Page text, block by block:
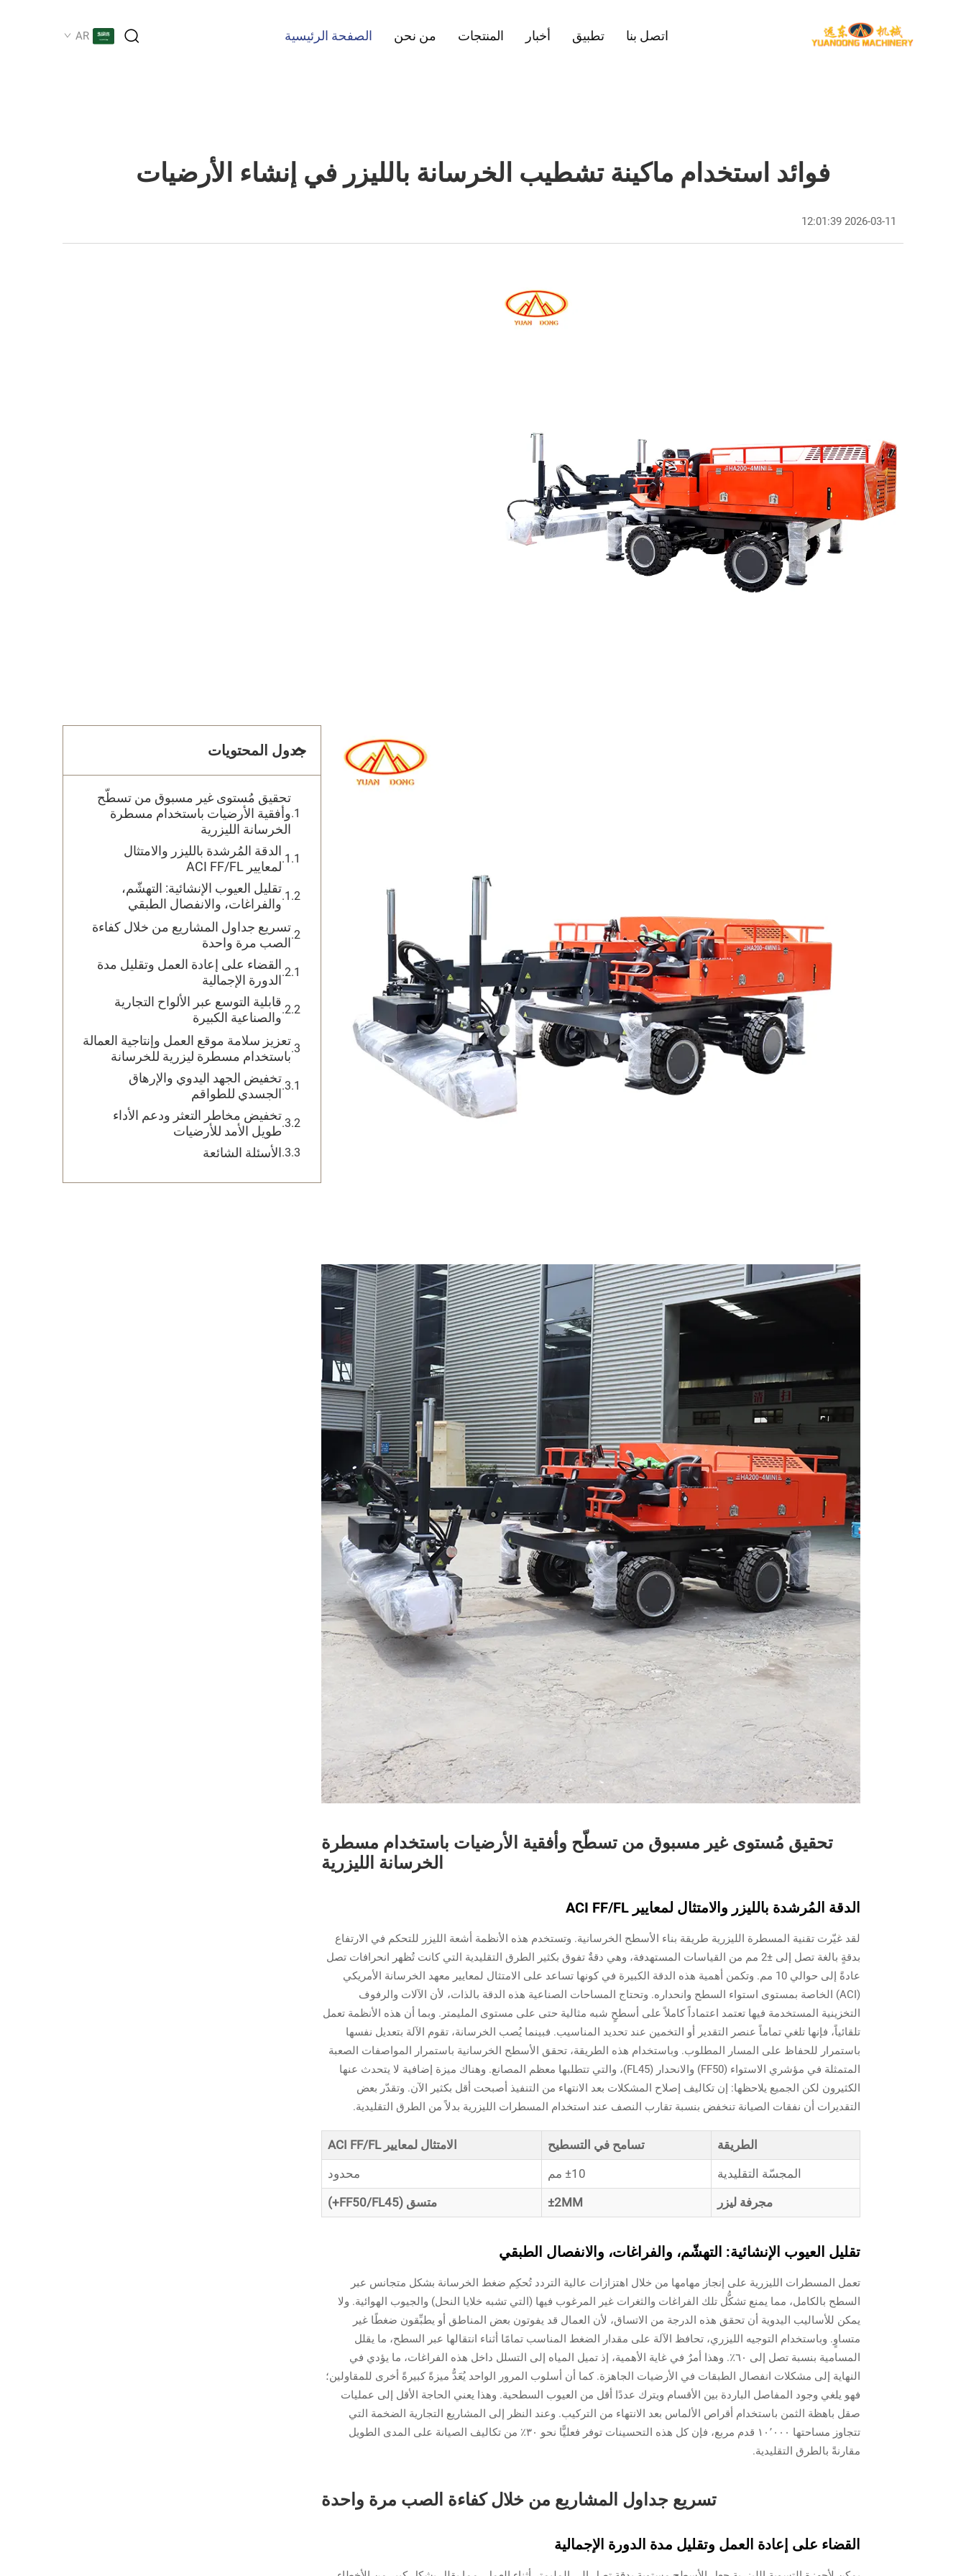
الصفحة الرئيسية من نحن المنتجات أخبار تطبيق اتصل بنا AR
فوائد استخدام ماكينة تشطيب الخرسانة بالليزر في إنشاء الأرضيات
2026-03-11 12:01:39
تحقيق مُستوى غير مسبوق من تسطّح وأفقية الأرضيات باستخدام مسطرة
الخرسانة الليزرية
الدقة المُرشدة بالليزر والامتثال لمعايير ACI FF/FL
لقد غيّرت تقنية المسطرة الليزرية طريقة بناء الأسطح الخرسانية. وتستخدم هذه الأنظمة أشعة الليزر للتحكم في الارتفاع
بدقةٍ بالغة تصل إلى ±2 مم من القياسات المستهدفة، وهي دقةٌ تفوق بكثير الطرق التقليدية التي كانت تُظهر انحرافات تصل
عادةً إلى حوالي 10 مم. وتكمن أهمية هذه الدقة الكبيرة في كونها تساعد على الامتثال لمعايير معهد الخرسانة الأمريكي
(ACI) الخاصة بمستوى استواء السطح وانحداره. وتحتاج المساحات الصناعية هذه الدقة بالذات، لأن الآلات والرفوف
التخزينية المستخدمة فيها تعتمد اعتماداً كاملاً على أسطحٍ شبه مثالية حتى على مستوى المليمتر. وبما أن هذه الأنظمة تعمل
تلقائياً، فإنها تلغي تماماً عنصر التقدير أو التخمين عند تحديد المناسيب. فبينما يُصب الخرسانة، تقوم الآلة بتعديل نفسها
باستمرار للحفاظ على المسار المطلوب. وباستخدام هذه الطريقة، تحقق الأسطح الخرسانية باستمرار المواصفات الصعبة
المتمثلة في مؤشري الاستواء (FF50) والانحدار (FL45)، والتي تتطلبها معظم المصانع. وهناك ميزة إضافية لا يتحدث عنها
الكثيرون لكن الجميع يلاحظها: إن تكاليف إصلاح المشكلات بعد الانتهاء من التنفيذ أصبحت أقل بكثير الآن. وتقدّر بعض
التقديرات أن نفقات الصيانة تنخفض بنسبة تقارب النصف عند استخدام المسطرات الليزرية بدلاً من الطرق التقليدية.
الطريقة تسامح في التسطيح
الامتثال لمعايير ACI FF/FL
المجسّة التقليدية
±10 مم
محدود
مجرفة ليزر
±2MM متسق (FF50/FL45+)
تقليل العيوب الإنشائية: التهشّم، والفراغات، والانفصال الطبقي
تعمل المسطرات الليزرية على إنجاز مهامها من خلال اهتزازات عالية التردد تُحكِم ضغط الخرسانة بشكل متجانس عبر
السطح بالكامل، مما يمنع تشكُّل تلك الفراغات والثغرات غير المرغوب فيها (التي تشبه خلايا النحل) والجيوب الهوائية. ولا
يمكن للأساليب اليدوية أن تحقق هذه الدرجة من الاتساق، لأن العمال قد يفوتون بعض المناطق أو يطبِّقون ضغطًا غير
متساوٍ. وباستخدام التوجيه الليزري، تحافظ الآلة على مقدار الضغط المناسب تمامًا أثناء انتقالها عبر السطح، ما يقلل
المسامية بنسبة تصل إلى ٦٠٪. وهذا أمرٌ في غاية الأهمية، إذ تميل المياه إلى التسلل داخل هذه الفراغات، ما يؤدي في
النهاية إلى مشكلات انفصال الطبقات في الأرضيات الجاهزة. كما أن أسلوب المرور الواحد يُعَدُّ ميزةً كبيرةً أخرى للمقاولين؛
فهو يلغي وجود المفاصل الباردة بين الأقسام ويترك عددًا أقل من العيوب السطحية. وهذا يعني الحاجة الأقل إلى عمليات
صقل باهظة الثمن باستخدام أقراص الألماس بعد الانتهاء من التركيب. وعند النظر إلى المشاريع التجارية الضخمة التي
تتجاوز مساحتها ١٠٬٠٠٠ قدم مربع، فإن كل هذه التحسينات توفر فعليًّا نحو ٣٠٪ من تكاليف الصيانة على المدى الطويل
مقارنةً بالطرق التقليدية.
تسريع جداول المشاريع من خلال كفاءة الصب مرة واحدة
القضاء على إعادة العمل وتقليل مدة الدورة الإجمالية
جدول المحتويات
تحقيق مُستوى غير مسبوق من تسطّح
وأفقية الأرضيات باستخدام مسطرة
الخرسانة الليزرية
الدقة المُرشدة بالليزر والامتثال
لمعايير ACI FF/FL
تقليل العيوب الإنشائية: التهشّم،
والفراغات، والانفصال الطبقي
تسريع جداول المشاريع من خلال كفاءة
الصب مرة واحدة
القضاء على إعادة العمل وتقليل مدة
الدورة الإجمالية
قابلية التوسع عبر الألواح التجارية
والصناعية الكبيرة
تعزيز سلامة موقع العمل وإنتاجية العمالة
باستخدام مسطرة ليزرية للخرسانة
تخفيض الجهد اليدوي والإرهاق
الجسدي للطواقم
تخفيض مخاطر التعثر ودعم الأداء
طويل الأمد للأرضيات
الأسئلة الشائعة